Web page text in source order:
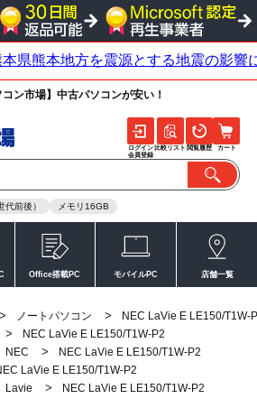
ン市場】中古パソコンが安い！
前後） メモリ16GB
ログイン
会員登録
比較リスト 閲覧履歴 カート
Office搭載PC モバイルPC 店舗一覧
> ノートパソコン >
NEC LaVie E LE150/T1W-
>
NEC LaVie E LE150/T1W-P2
NEC >
NEC LaVie E LE150/T1W-P2
LaVie E LE150/T1W-P2
Lavie > NEC LaVie E LE150/T1W-P2